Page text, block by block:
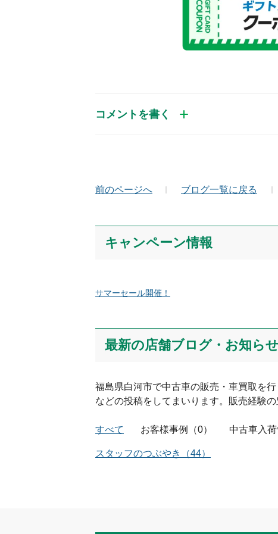
コメントを書く
Captcha
前のページへ ブログ一覧に戻る
キャンペーン情報
サマーセール開催！
最新の店舗ブログ・お知らせ
福島県白河市で中古車の販売・車買取を行
などの投稿をしてまいります。販売経験
すべて お客様事例 （0） 中古車入荷
スタッフのつぶやき （44）